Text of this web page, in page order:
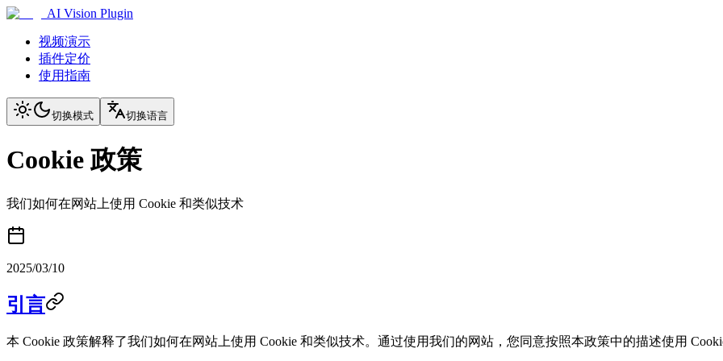
AI Vision Plugin
视频演示
插件定价
使用指南
切换模式 切换语言
Cookie 政策
我们如何在网站上使用 Cookie 和类似技术
2025/03/10
引言
本 Cookie 政策解释了我们如何在网站上使用 Cookie 和类似技术。通过使用我们的网站，您同意按照本政策中的描述使用